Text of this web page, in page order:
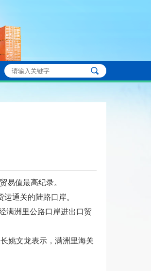
易值最高纪录。
通关的陆路口岸。
满洲里公路口岸进出口贸
姚文龙表示，满洲里海关